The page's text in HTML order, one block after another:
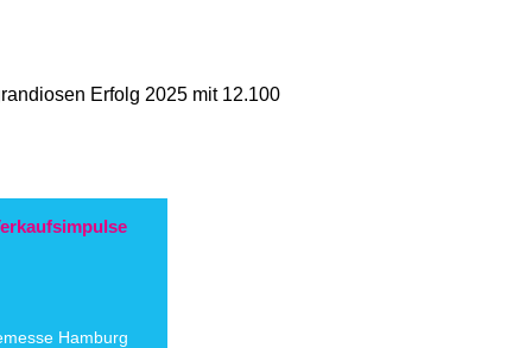
Erfolg 2025 mit 12.100
Hamburg